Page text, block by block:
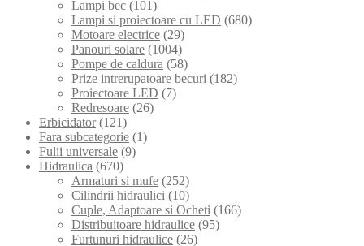
Lampi bec (101)
Lampi si proiectoare cu LED (680)
Motoare electrice (29)
Panouri solare (1004)
Pompe de caldura (58)
Prize intrerupatoare becuri (182)
Proiectoare LED (7)
Redresoare (26)
Erbicidator (121)
Fara subcategorie (1)
Fulii universale (9)
Hidraulica (670)
Armaturi si mufe (252)
Cilindrii hidraulici (10)
Cuple, Adaptoare si Ocheti (166)
Distribuitoare hidraulice (95)
Furtunuri hidraulice (26)